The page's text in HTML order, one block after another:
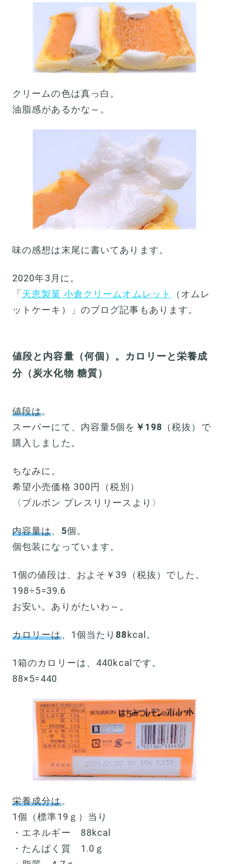
クリームの色は真っ白。
油脂感があるかな～。
味の感想は末尾に書いてあります。
2020年3月に。
「 天恵製菓 小倉クリームオムレット
（オムレ
ットケーキ）」のブログ記事もあります。
値段と内容量（何個）。カロリーと栄養成
分（炭水化物 糖質）
値段は。
スーパーにて、内容量5個を ￥198 （税抜）で
購入しました。
ちなみに。
希望小売価格 300円（税別）
〈ブルボン プレスリリースより〉
内容量は、 5個。
個包装になっています。
1個の値段は、およそ￥39（税抜）でした。
198÷5=39.6
お安い。ありがたいわ～。
カロリーは、1個当たり 88kcal。
1箱のカロリーは、440kcalです。
88×5=440
栄養成分は。
1個（標準19ｇ）当り
・エネルギー 88kcal
・たんぱく質 1.0ｇ